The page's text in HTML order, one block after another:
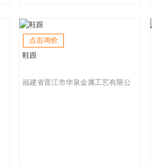
点击询价
鞋跟
福建省晋江市华泉金属工艺有限公